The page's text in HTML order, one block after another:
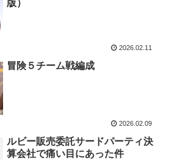
版）
2026.02.11
冒険５チーム戦編成
2026.02.09
ルビー販売委託サードパーティ決
算会社で痛い目にあった件